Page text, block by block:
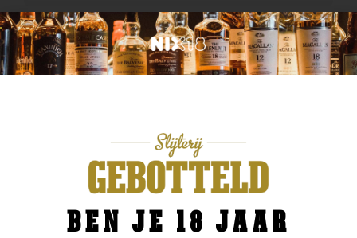
BEN JE 18 JAAR